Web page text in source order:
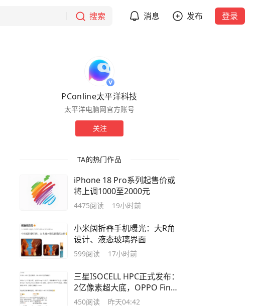
搜索 消息 发布 登录
PConline太平洋科技
太平洋电脑网官方账号
关注
TA的热门作品
iPhone 18 Pro系列起售价或
将上调1000至2000元
4475阅读 19小时前
小米阔折叠手机曝光：大R角
设计、液态玻璃界面
599阅读 17小时前
三星ISOCELL HPC正式发布：
2亿像素超大底，OPPO Find
X10系列或首发
450阅读 昨天04:42